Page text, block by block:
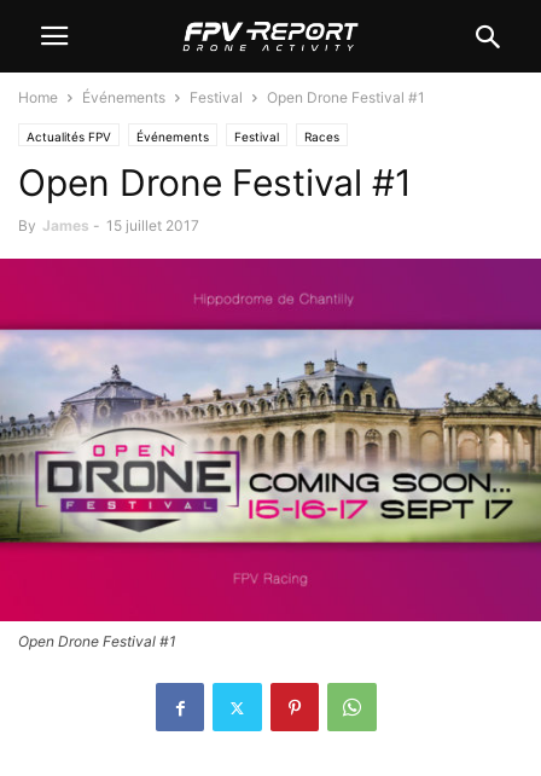
Home Événements Festival Open Drone Festival #1
Actualités FPV Événements Festival Races
Open Drone Festival #1
By James - 15 juillet 2017
Open Drone Festival #1